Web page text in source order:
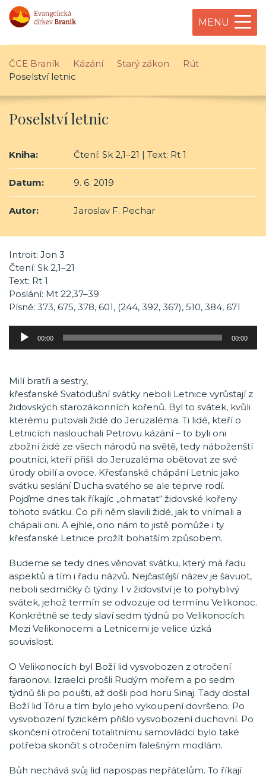
MENU
ČCE Braník Kázání Starý zákon
Rút
Poselství letnic
Poselství letnic
Kniha: Čtení: Sk 2,1–21 | Text: Rt 1
Datum: 9. 6. 2019
Autor: Jaroslav F. Pechar
Introit: Jon 3
Čtení: Sk 2,1–21
Text: Rt 1
Poslání: Mt 22,37–39
Písně: 373, 675, 378, 601, (244, 392, 367), 510, 384, 671
Audio
00:00 00:00
Milí bratři a sestry,
křesťanské Svatodušní svátky neboli Letnice vyrůstají z
židovských starozákonních kořenů. Byl to svátek, kvůli
kterému putovali židé do Jeruzaléma. Ti lidé, kteří o
Letnicích naslouchali Petrovu kázání – to byli oni
zbožní židé ze všech národů na světě, tedy náboženští
poutníci, kteří přišli do Jeruzaléma obětovat ze své
úrody obilí a ovoce. Křesťanské chápání Letnic jako
svátku seslání Ducha svatého se ale teprve rodí.
Pojďme dnes tak říkajíc „ohmatat“ židovské kořeny
tohoto svátku. Co při něm slavili židé, jak to vnímali a
chápali oni. A ejhle, ono nám to jistě pomůže i ty
křesťanské Letnice prožít bohatším způsobem.
Budeme se tedy dnes věnovat svátku, který má řadu
aspektů a tím i řadu názvů. Nejčastější název je šavuot,
neboli sedmičky či týdny. I v židovství je to pohyblivý
svátek, jehož termín se odvozuje od termínu Velikonoc.
Konkrétně se tedy slaví sedm týdnů po Velikonocích.
Mezi Velikonocemi a Letnicemi je velice úzká
souvislost.
O Velikonocích byl Boží lid vysvobozen z otročení
faraonovi. Izraelci prošli Rudým mořem a po sedm
týdnů šli po poušti, až došli pod horu Sinaj. Tady dostal
Boží lid Tóru a tím bylo jeho vykoupení dovršeno. Po
vysvobození fyzickém přišlo vysvobození duchovní. Po
skončení otročení totalitnímu samovládci bylo také
potřeba skončit s otročením falešným modlám.
Bůh nechává svůj lid napospas nepřátelům. To říkají